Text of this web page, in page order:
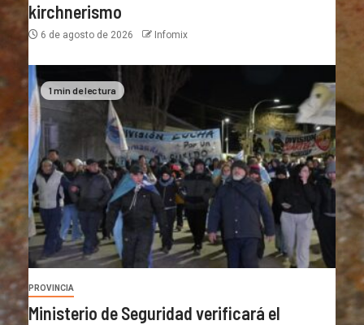
kirchnerismo
6 de agosto de 2026 Infomix
1 min de lectura
PROVINCIA
Ministerio de Seguridad verificará el